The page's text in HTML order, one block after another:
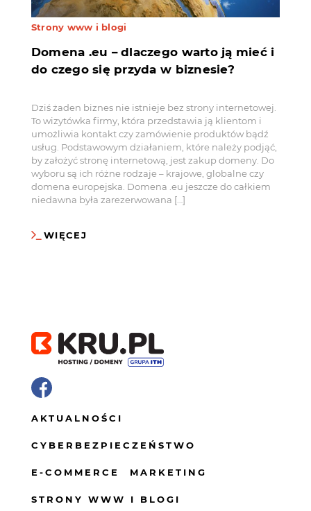
Strony www i blogi
Domena .eu – dlaczego warto ją mieć i
do czego się przyda w biznesie?
Dziś żaden biznes nie istnieje bez strony internetowej.
To wizytówka firmy, która przedstawia ją klientom i
umożliwia kontakt czy zamówienie produktów bądź
usług. Podstawowym działaniem, które należy podjąć,
by założyć stronę internetową, jest zakup domeny. Do
wyboru są ich różne rodzaje – krajowe, globalne czy
domena europejska. Domena .eu jeszcze do całkiem
niedawna była zarezerwowana […]
WIĘCEJ
AKTUALNOŚCI
CYBERBEZPIECZEŃSTWO
E-COMMERCE MARKETING
STRONY WWW I BLOGI